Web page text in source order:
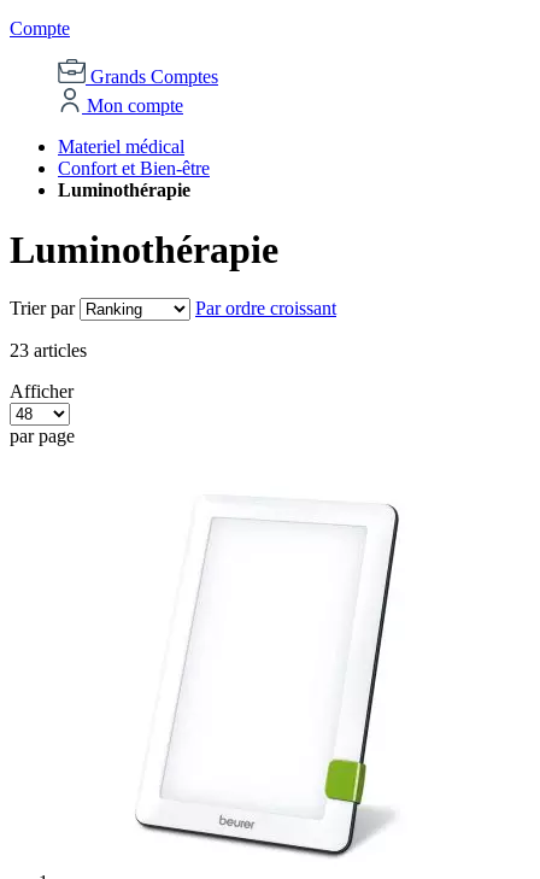
Compte
Grands Comptes
Mon compte
Materiel médical
Confort et Bien-être
Luminothérapie
Luminothérapie
Trier par Par ordre croissant
23 articles
Afficher
par page